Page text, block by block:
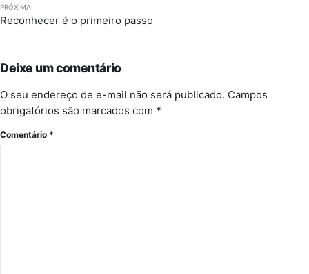
PRÓXIMA
Reconhecer é o primeiro passo
Deixe um comentário
O seu endereço de e-mail não será publicado. Campos
obrigatórios são marcados com *
Comentário *